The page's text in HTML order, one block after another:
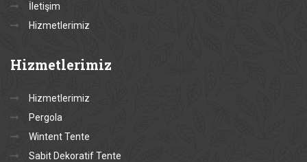
İletişim
Hizmetlerimiz
Hizmetlerimiz
Hizmetlerimiz
Pergola
Wintent Tente
Sabit Dekoratif Tente